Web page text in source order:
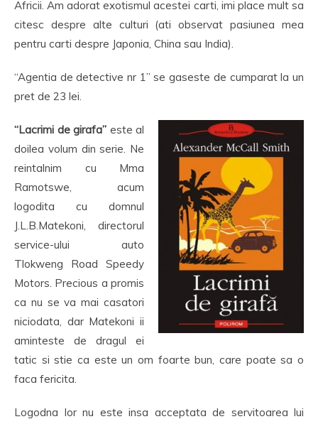
Africii. Am adorat exotismul acestei carti, imi place mult sa
citesc despre alte culturi (ati observat pasiunea mea
pentru carti despre Japonia, China sau India).
“Agentia de detective nr 1” se gaseste de cumparat la un
pret de 23 lei.
“Lacrimi de girafa” este al
doilea volum din serie. Ne
reintalnim cu Mma
Ramotswe, acum
logodita cu domnul
J.L.B.Matekoni, directorul
service-ului auto
Tlokweng Road Speedy
Motors. Precious a promis
ca nu se va mai casatori
niciodata, dar Matekoni ii
aminteste de dragul ei
tatic si stie ca este un om foarte bun, care poate sa o
faca fericita.
Logodna lor nu este insa acceptata de servitoarea lui